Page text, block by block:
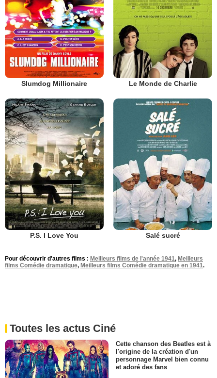
Slumdog Millionaire Le Monde de Charlie
P.S. I Love You Salé sucré
Pour découvrir d'autres films : Meilleurs films de l'année 1941, Meilleurs
films Comédie dramatique, Meilleurs films Comédie dramatique en 1941.
Toutes les actus Ciné
Cette chanson des Beatles est à
l'origine de la création d'un
personnage Marvel bien connu
et adoré des fans